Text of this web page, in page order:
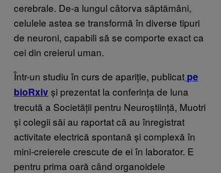
cerebrale. De-a lungul câtorva săptămâni,
celulele astea se transformă în diverse tipuri
de neuroni, capabili să se comporte exact ca
cei din creierul uman.
Într-un studiu în curs de apariție, publicat pe
bioRxiv și prezentat la conferința de luna
trecută a Societății pentru Neuroștiință, Muotri
și colegii săi au raportat că au înregistrat
activitate electrică spontană și complexă în
mini-creierele crescute de ei în laborator. E
pentru prima oară când organoidele